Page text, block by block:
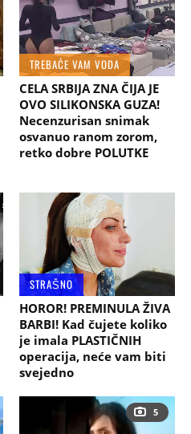
TREBAĆE VAM VODA
CELA SRBIJA ZNA ČIJA JE
OVO SILIKONSKA GUZA!
Necenzurisan snimak
osvanuo ranom zorom,
retko dobre POLUTKE
STRAŠNO
HOROR! PREMINULA ŽIVA
BARBI! Kad čujete koliko
je imala PLASTIČNIH
operacija, neće vam biti
svejedno
5